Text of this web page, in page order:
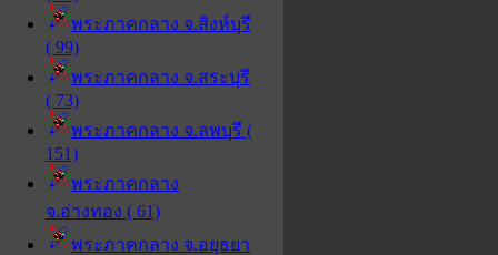
พระภาคกลาง จ.สิงห์บุรี
( 99)
พระภาคกลาง จ.สระบุรี
( 73)
พระภาคกลาง จ.ลพบุรี (
151)
พระภาคกลาง
จ.อ่างทอง ( 61)
พระภาคกลาง จ.อยุธยา